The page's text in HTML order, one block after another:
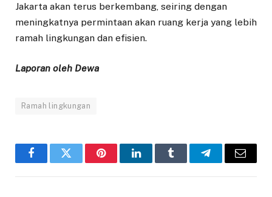
Jakarta akan terus berkembang, seiring dengan
meningkatnya permintaan akan ruang kerja yang lebih
ramah lingkungan dan efisien.
Laporan oleh Dewa
Ramah lingkungan
FacebookTwitter PinterestLinkedInTumblr TelegramEmail